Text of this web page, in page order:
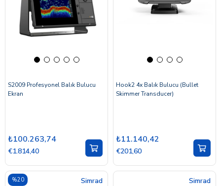
S2009 Profesyonel Balık Bulucu
Ekran
₺100.263,74
€1.814,40
Hook2 4x Balık Bulucu (Bullet
Skimmer Transducer)
₺11.140,42
€201,60
Simrad
%20 Simrad